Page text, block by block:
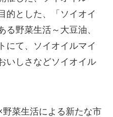
的とした、「ソイオイ
る野菜生活～大豆油、
にて、ソイオイルマイ
いしさなどソイオイル
野菜生活による新たな市